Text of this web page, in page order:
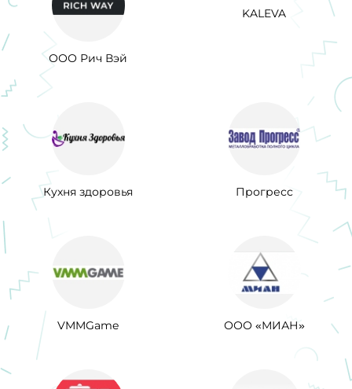
ООО Рич Вэй
KALEVA
Кухня здоровья Прогресс
VMMGame ООО «МИАН»